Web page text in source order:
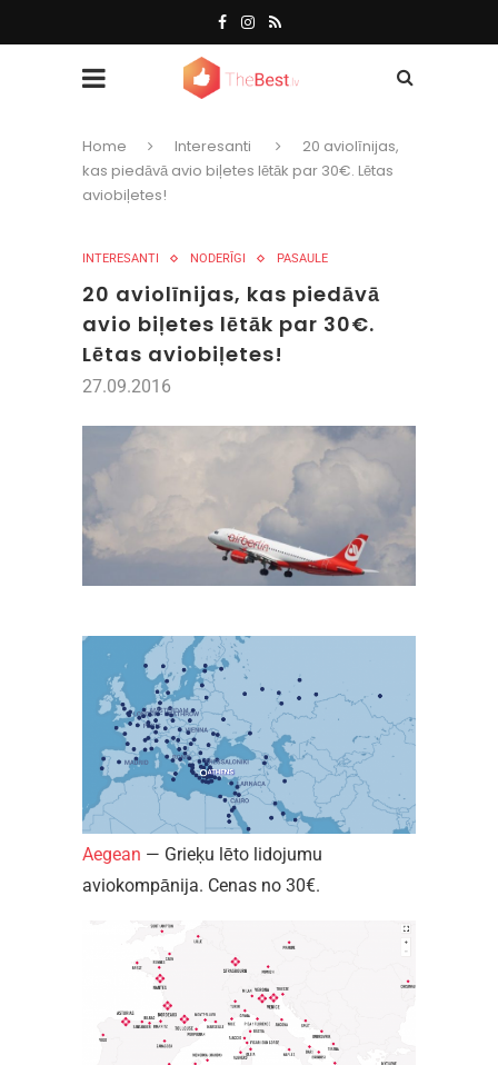
Home Interesanti
20 aviolīnijas,
kas piedāvā avio biļetes lētāk par 30€. Lētas
aviobiļetes!
INTERESANTI NODERĪGI PASAULE
20 aviolīnijas, kas piedāvā
avio biļetes lētāk par 30€.
Lētas aviobiļetes!
27.09.2016
Aegean — Grieķu lēto lidojumu
aviokompānija. Cenas no 30€.